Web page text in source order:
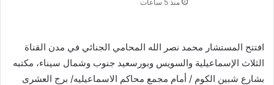
منذ 5 ساعات
افتتح المستشار محمد نصر الله المحامي الجنائي في مدن القناة
الثلاث الإسماعيلية والسويس وبورسعيد جنوب وشمال سيناء، مكتبه
بشارع شبين الكوم / أمام مجمع محاكم الاسماعيليه/ برج العشرى